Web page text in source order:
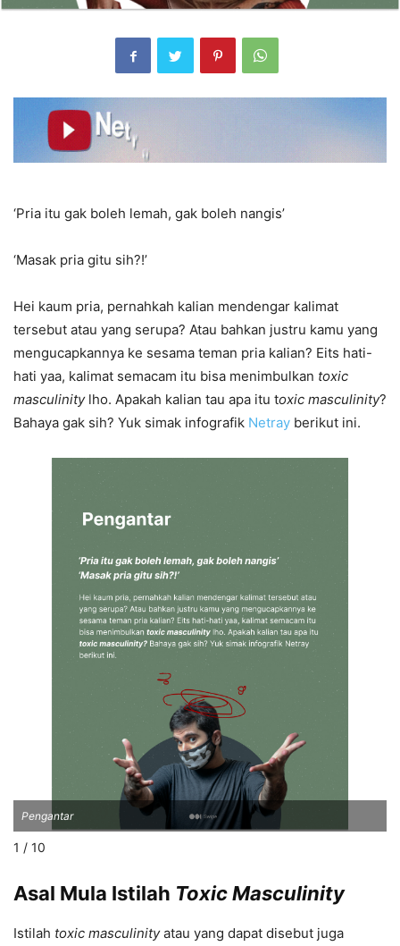
‘Pria itu gak boleh lemah, gak boleh nangis’
‘Masak pria gitu sih?!’
Hei kaum pria, pernahkah kalian mendengar kalimat
tersebut atau yang serupa? Atau bahkan justru kamu yang
mengucapkannya ke sesama teman pria kalian? Eits hati-
hati yaa, kalimat semacam itu bisa menimbulkan toxic
masculinitylho. Apakah kalian tau apa itu toxic masculinity?
Bahaya gak sih? Yuk simak infografik Netray berikut ini.
Pengantar
1 / 10
Asal Mula Istilah Toxic Masculinity
Istilah toxic masculinityatau yang dapat disebut juga